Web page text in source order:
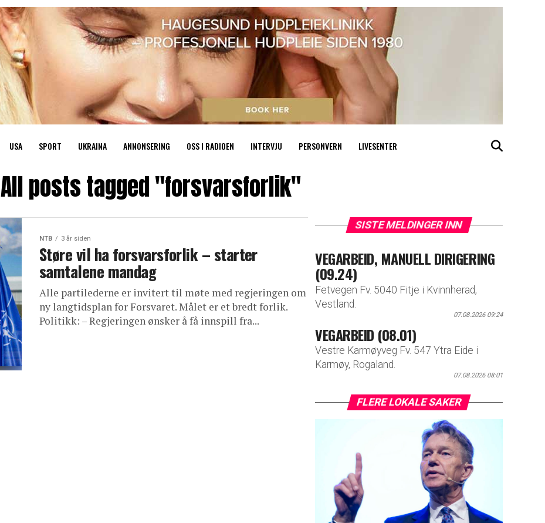
USA SPORT UKRAINA ANNONSERING OSS I RADIOEN INTERVJU PERSONVERN LIVESENTER
All posts tagged "forsvarsforlik"
NTB 3 år siden
Støre vil ha forsvarsforlik – starter
samtalene mandag
Alle partilederne er invitert til møte med regjeringen om
ny langtidsplan for Forsvaret. Målet er et bredt forlik.
Politikk: – Regjeringen ønsker å få innspill fra...
SISTE MELDINGER INN
VEGARBEID, MANUELL DIRIGERING
(09.24)
Fetvegen Fv. 5040 Fitje i Kvinnherad,
Vestland.
07.08.2026 09:24
VEGARBEID (08.01)
Vestre Karmøyveg Fv. 547 Ytra Eide i
Karmøy, Rogaland.
07.08.2026 08:01
FLERE LOKALE SAKER